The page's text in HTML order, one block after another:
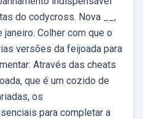
do codycross. Nova __,
Colher com que o
versões da feijoada para
Através das cheats
que é um cozido de
os
para completar a